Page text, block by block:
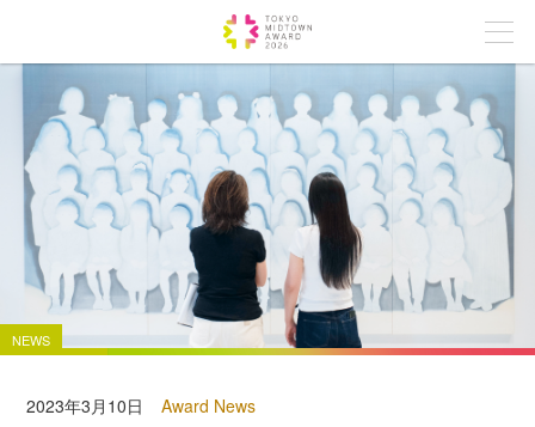
NEWS
2023年3月10日 Award News